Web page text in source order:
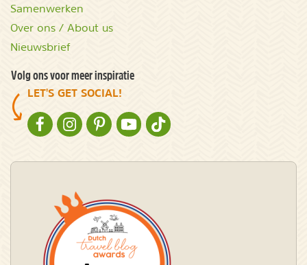
Samenwerken
Over ons / About us
Nieuwsbrief
Volg ons voor meer inspiratie
LET'S GET SOCIAL!
NATURESCANNER OP FACEBOOK
NATURESCANNER OP INSTAGRAM
NATURESCANNER OP PINTEREST
NATURESCANNER OP YOUTUBE
NATURESCANNER OP TIKTOK